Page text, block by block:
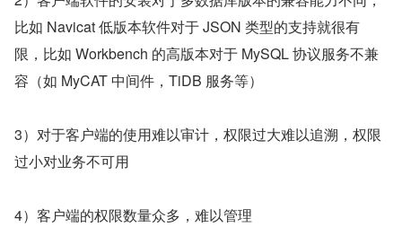
比如 Navicat 低版本软件对于 JSON 类型的支持就很有
限，比如 Workbench 的高版本对于 MySQL 协议服务不兼
容（如 MyCAT 中间件，TiDB 服务等）
3）对于客户端的使用难以审计，权限过大难以追溯，权限
过小对业务不可用
4）客户端的权限数量众多，难以管理